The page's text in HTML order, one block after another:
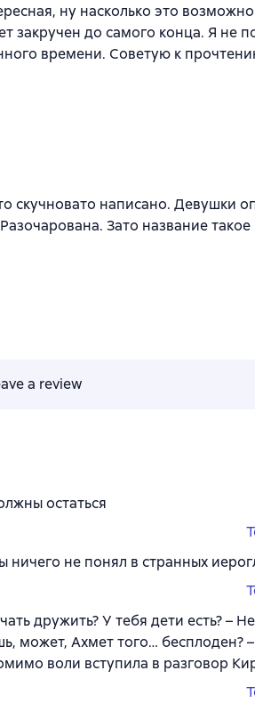
ну насколько это
закручен до самого конца. Я не
времени. Советую к
скучновато написано. Девушки
Зато название
a review
остаться
ничего не понял в странных
дружить? У тебя дети есть? –
может, Ахмет того… бесплоден?
воли вступила в разговор